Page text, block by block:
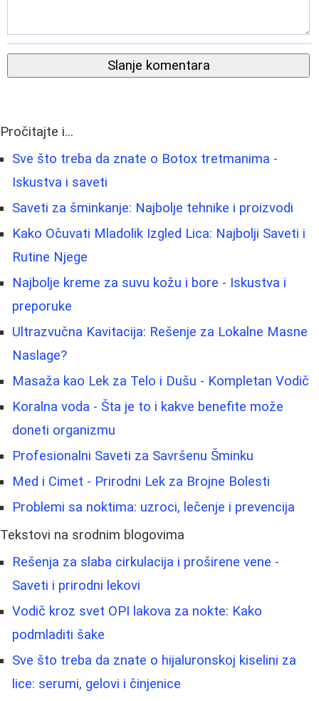
Slanje komentara
Pročitajte i...
Sve što treba da znate o Botox tretmanima -
Iskustva i saveti
Saveti za šminkanje: Najbolje tehnike i proizvodi
Kako Očuvati Mladolik Izgled Lica: Najbolji Saveti i
Rutine Njege
Najbolje kreme za suvu kožu i bore - Iskustva i
preporuke
Ultrazvučna Kavitacija: Rešenje za Lokalne Masne
Naslage?
Masaža kao Lek za Telo i Dušu - Kompletan Vodič
Koralna voda - Šta je to i kakve benefite može
doneti organizmu
Profesionalni Saveti za Savršenu Šminku
Med i Cimet - Prirodni Lek za Brojne Bolesti
Problemi sa noktima: uzroci, lečenje i prevencija
Tekstovi na srodnim blogovima
Rešenja za slaba cirkulacija i proširene vene -
Saveti i prirodni lekovi
Vodič kroz svet OPI lakova za nokte: Kako
podmladiti šake
Sve što treba da znate o hijaluronskoj kiselini za
lice: serumi, gelovi i činjenice